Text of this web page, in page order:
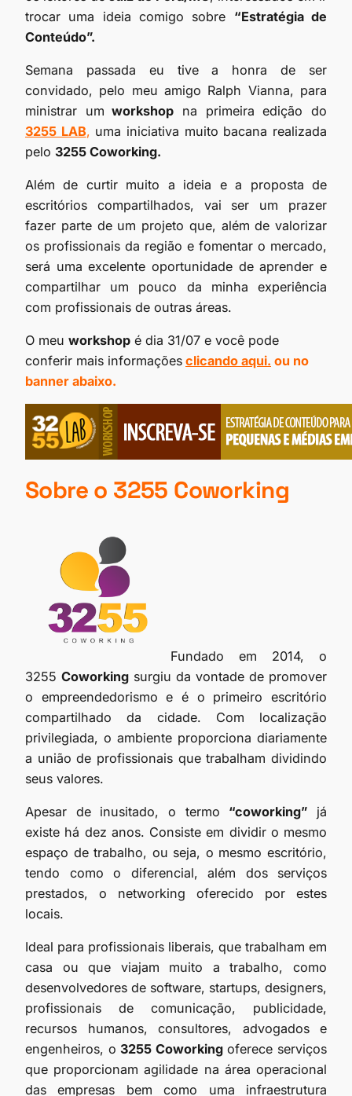
trocar uma ideia comigo sobre “Estratégia de
Conteúdo”.
Semana passada eu tive a honra de ser
convidado, pelo meu amigo Ralph Vianna, para
ministrar um workshop na primeira edição do
3255 LAB, uma iniciativa muito bacana realizada
pelo 3255 Coworking.
Além de curtir muito a ideia e a proposta de
escritórios compartilhados, vai ser um prazer
fazer parte de um projeto que, além de valorizar
os profissionais da região e fomentar o mercado,
será uma excelente oportunidade de aprender e
compartilhar um pouco da minha experiência
com profissionais de outras áreas.
O meu workshop é dia 31/07 e você pode
conferir mais informações clicando aqui. ou no
banner abaixo.
Sobre o 3255 Coworking
Fundado em 2014, o
3255 Coworking surgiu da vontade de promover
o empreendedorismo e é o primeiro escritório
compartilhado da cidade. Com localização
privilegiada, o ambiente proporciona diariamente
a união de profissionais que trabalham dividindo
seus valores.
Apesar de inusitado, o termo “coworking” já
existe há dez anos. Consiste em dividir o mesmo
espaço de trabalho, ou seja, o mesmo escritório,
tendo como o diferencial, além dos serviços
prestados, o networking oferecido por estes
locais.
Ideal para profissionais liberais, que trabalham em
casa ou que viajam muito a trabalho, como
desenvolvedores de software, startups, designers,
profissionais de comunicação, publicidade,
recursos humanos, consultores, advogados e
engenheiros, o 3255 Coworkingoferece serviços
que proporcionam agilidade na área operacional
das empresas bem como uma infraestrutura